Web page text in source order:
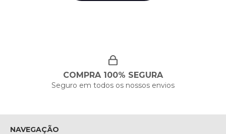
COMPRA 100% SEGURA
Seguro em todos os nossos envios
NAVEGAÇÃO